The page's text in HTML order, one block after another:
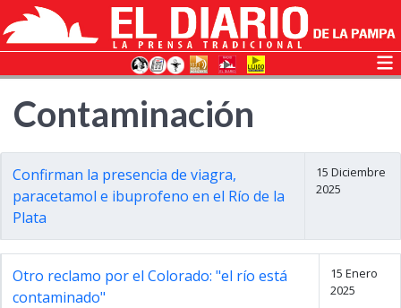
Contaminación
Confirman la presencia de viagra,
paracetamol e ibuprofeno en el Río de la
Plata
15 Diciembre
2025
Otro reclamo por el Colorado: "el río está
contaminado"
15 Enero
2025